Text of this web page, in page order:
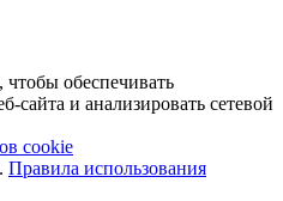
обеспечивать
сайта и анализировать сетевой
cookie
Правила использования